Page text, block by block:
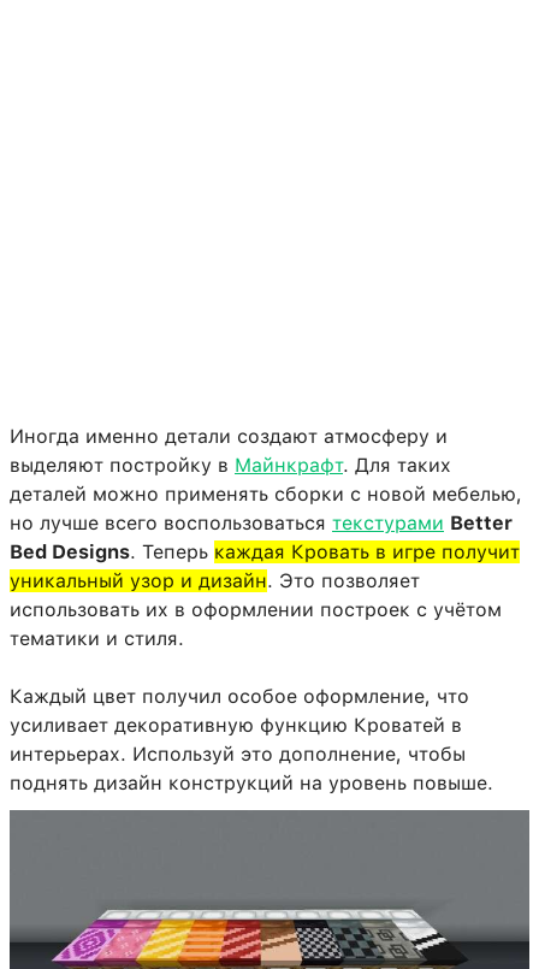
Иногда именно детали создают атмосферу и
выделяют постройку в Майнкрафт. Для таких
деталей можно применять сборки с новой мебелью,
но лучше всего воспользоваться текстурами Better
Bed Designs. Теперь каждая Кровать в игре получит
уникальный узор и дизайн. Это позволяет
использовать их в оформлении построек с учётом
тематики и стиля.
Каждый цвет получил особое оформление, что
усиливает декоративную функцию Кроватей в
интерьерах. Используй это дополнение, чтобы
поднять дизайн конструкций на уровень повыше.